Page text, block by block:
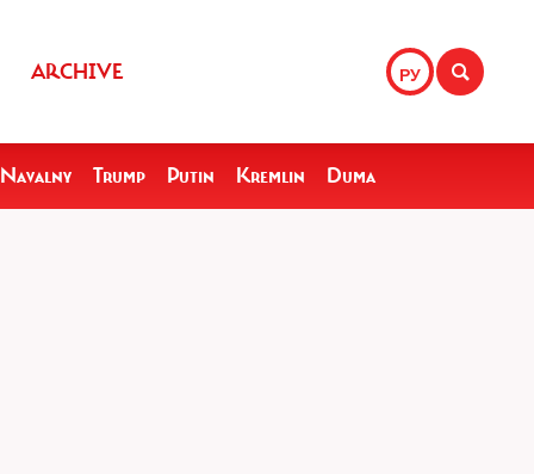
РУ
ARCHIVE
Navalny Trump Putin Kremlin Duma